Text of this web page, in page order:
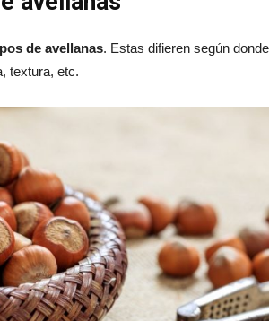
de avellanas. Estas difieren según donde
textura, etc.